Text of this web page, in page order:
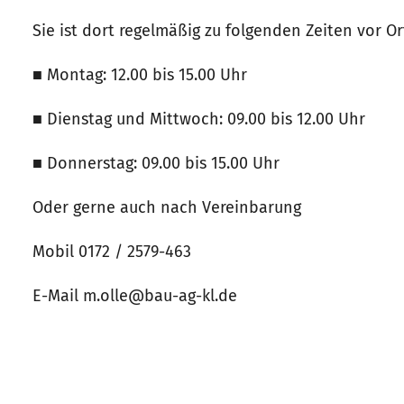
Sie ist dort regelmäßig zu folgenden Zeiten vor
■ Montag: 12.00 bis 15.00 Uhr
■ Dienstag und Mittwoch: 09.00 bis 12.00 Uhr
■ Donnerstag: 09.00 bis 15.00 Uhr
Oder gerne auch nach Vereinbarung
Mobil 0172 / 2579-463
E-Mail m.olle@bau-ag-kl.de